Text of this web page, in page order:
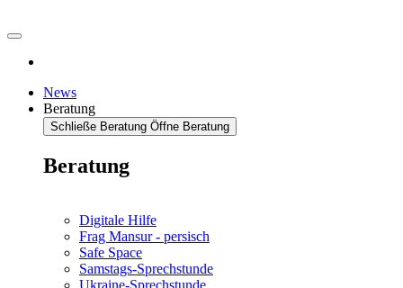
News
Beratung
Schließe Beratung Öffne Beratung
Beratung
Digitale Hilfe
Frag Mansur - persisch
Safe Space
Samstags-Sprechstunde
Ukraine-Sprechstunde